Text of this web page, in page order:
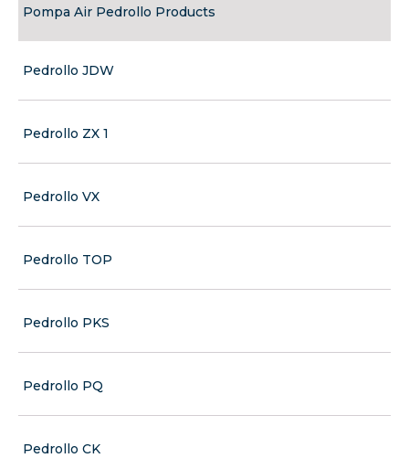
Pompa Air Pedrollo Products
Pedrollo JDW
Pedrollo ZX 1
Pedrollo VX
Pedrollo TOP
Pedrollo PKS
Pedrollo PQ
Pedrollo CK